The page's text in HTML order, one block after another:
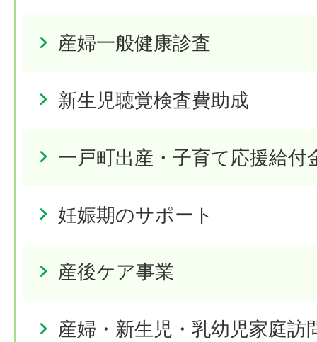
産婦一般健康診査
新生児聴覚検査費助成
一戸町出産・子育て応援給付
妊娠期のサポート
産後ケア事業
産婦・新生児・乳幼児家庭訪